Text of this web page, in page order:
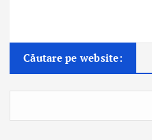
Căutare pe website: